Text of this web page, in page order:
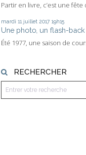
Partir en livre, c’est une fête
mardi 11 juillet 2017 19h15
Une photo, un flash-back
Été 1977, une saison de
RECHERCHER